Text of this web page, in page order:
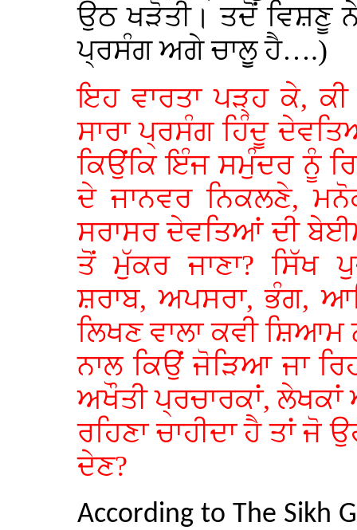
ਉਠ ਖੜੋਤੀ। ਤਦੋਂ ਵਿਸ਼ਣੂ
ਪ੍ਰਸੰਗ ਅਗੇ ਚਾਲੂ ਹੈ….)
ਇਹ ਵਾਰਤਾ ਪੜ੍ਹ ਕੇ,
ਸਾਰਾ ਪ੍ਰਸੰਗ ਹਿੰਦੂ
ਕਿਉਂਕਿ ਇੰਜ ਸਮੁੰਦਰ ਨੂੰ
ਦੇ ਜਾਨਵਰ ਨਿਕਲਣੇ,
ਸਰਾਸਰ ਦੇਵਤਿਆਂ ਦੀ
ਤੋਂ ਮੁੱਕਰ ਜਾਣਾ? ਸਿੱਖ
ਸ਼ਰਾਬ, ਅਪਸਰਾ, ਭੰਗ,
ਲਿਖਣ ਵਾਲਾ ਕਵੀ ਸ਼ਿਆਮ
ਨਾਲ ਕਿਉਂ ਜੋੜਿਆ ਜਾ
ਅਖੌਤੀ ਪ੍ਰਚਾਰਕਾਂ,
ਰਹਿਣਾ ਚਾਹੀਦਾ ਹੈ ਤਾਂ ਜੋ
ਦੇਣ?
According to The Sikh